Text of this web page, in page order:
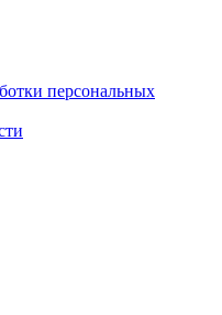
персональных